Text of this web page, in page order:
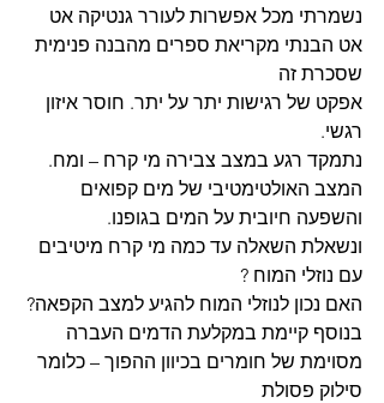
נשמרתי מכל אפשרות לעורר גנטיקה אט
אט הבנתי מקריאת ספרים מהבנה פנימית
שסכרת זה
אפקט של רגישות יתר על יתר. חוסר איזון
רגשי.
נתמקד רגע במצב צבירה מי קרח – ומח.
המצב האולטימטיבי של מים קפואים
והשפעה חיובית על המים בגופנו.
ונשאלת השאלה עד כמה מי קרח מיטיבים
עם נוזלי המוח ?
האם נכון לנוזלי המוח להגיע למצב הקפאה?
בנוסף קיימת במקלעת הדמים העברה
מסוימת של חומרים בכיוון ההפוך – כלומר
סילוק פסולת